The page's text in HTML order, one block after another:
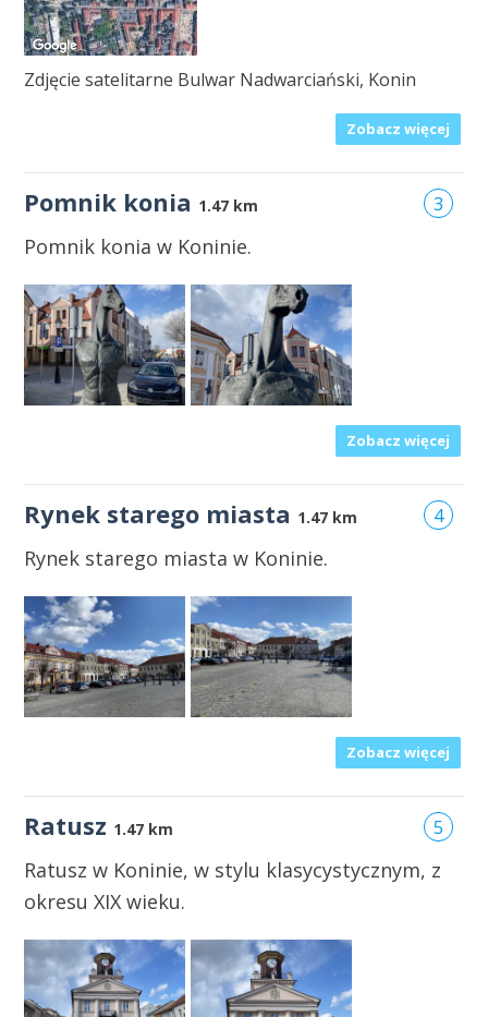
Zdjęcie satelitarne Bulwar Nadwarciański, Konin
Zobacz więcej
Pomnik konia 3
1.47 km
Pomnik konia w Koninie.
Zobacz więcej
Rynek starego miasta 4
1.47 km
Rynek starego miasta w Koninie.
Zobacz więcej
Ratusz 5
1.47 km
Ratusz w Koninie, w stylu klasycystycznym, z
okresu XIX wieku.